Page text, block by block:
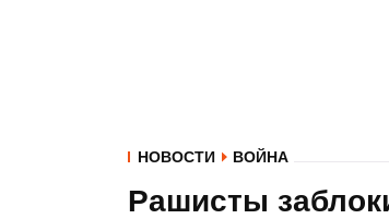
НОВОСТИ ВОЙНА
Рашисты